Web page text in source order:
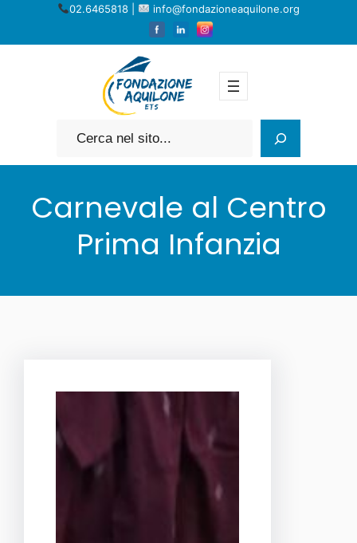
02.6465818 | info@fondazioneaquilone.org
Cerca
Carnevale al Centro
Prima Infanzia